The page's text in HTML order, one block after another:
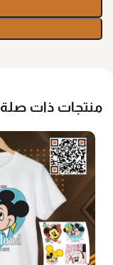
منتجات ذات صلة